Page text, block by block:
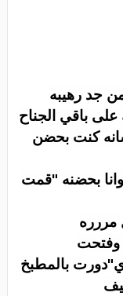
جد رهيبه
باقي الجناح
كنت بحضن
بحضنه "قمت
مررره
وفتحت
بالمطبخ